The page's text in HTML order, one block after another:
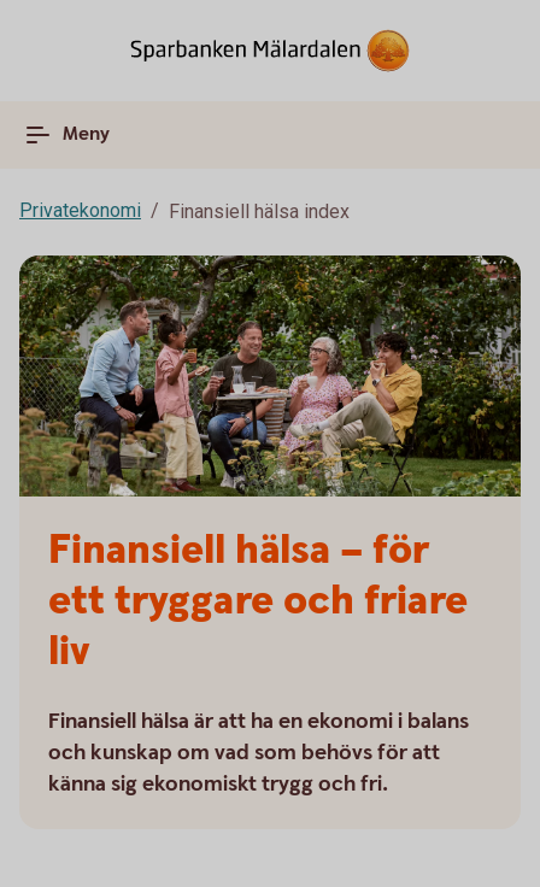
Meny
Privatekonomi Finansiell hälsa index
Finansiell hälsa – för
ett tryggare och friare
liv
Finansiell hälsa är att ha en ekonomi i balans
och kunskap om vad som behövs för att
känna sig ekonomiskt trygg och fri.